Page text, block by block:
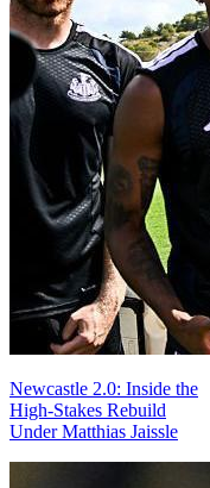
Newcastle 2.0: Inside the
High-Stakes Rebuild
Under Matthias Jaissle